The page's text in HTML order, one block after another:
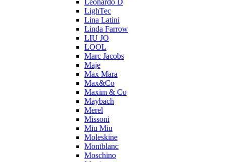
Leonardo D
LighTec
Lina Latini
Linda Farrow
LIU JO
LOOL
Marc Jacobs
Maje
Max Mara
Max&Co
Maxim & Co
Maybach
Merel
Missoni
Miu Miu
Moleskine
Montblanc
Moschino